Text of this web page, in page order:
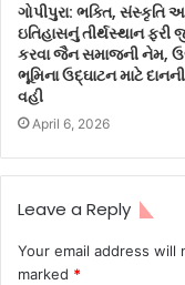
ગોપીપુરા: ભક્તિ, સંસ્કૃતિ
ઇતિહાસનું તીર્થસ્થાન ફરી
કરવા જૈન સમાજની નેમ,
ભૂમિના ઉદ્ઘાટન માટે
વહી
April 6, 2026
Leave a Reply
Your email address will
marked *